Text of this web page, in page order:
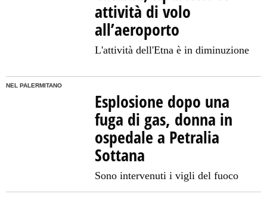
attività di volo
all’aeroporto
L'attività dell'Etna è in diminuzione
NEL PALERMITANO
Esplosione dopo una
fuga di gas, donna in
ospedale a Petralia
Sottana
Sono intervenuti i vigli del fuoco